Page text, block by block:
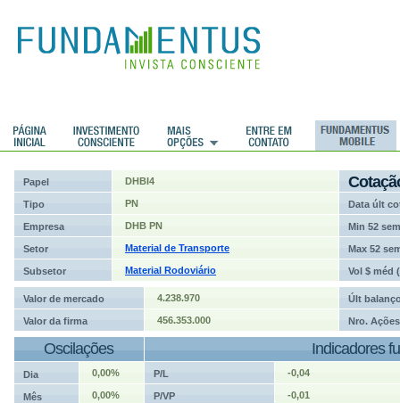
Papel DHBI4
Tipo PN Data últ
Empresa DHB PN Min 52 sem
Setor Material de Transporte Max 52
Subsetor Material Rodoviário Vol $ méd
Valor de mercado 4.238.970 Últ
Valor da firma 456.353.000 Nro. Ações
Oscilações Indicadores
Dia 0,00% P/L -0,04
Mês 0,00% P/VP -0,01